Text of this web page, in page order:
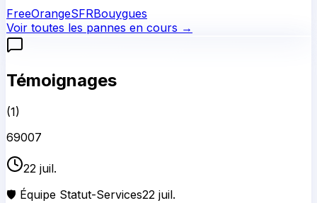
FreeOrangeSFRBouygues
Voir toutes les pannes en cours →
Témoignages
(1)
69007
22 juil.
🛡️ Équipe Statut-Services22 juil.